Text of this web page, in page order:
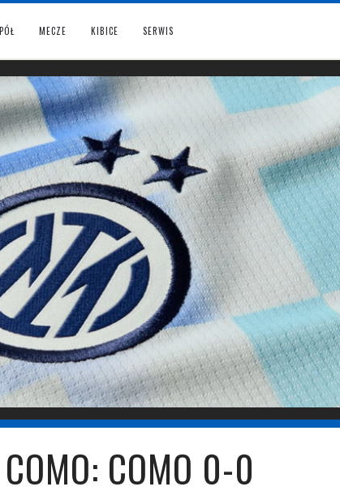
MECZE KIBICE SERWIS
COMO 0-0